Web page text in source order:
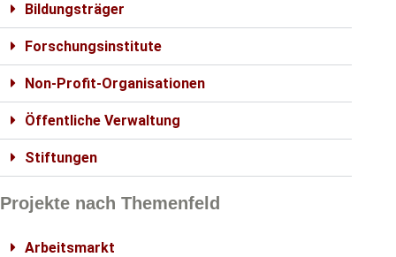
Bildungsträger
Forschungsinstitute
Non-Profit-Organisationen
Öffentliche Verwaltung
Stiftungen
Projekte nach Themenfeld
Arbeitsmarkt